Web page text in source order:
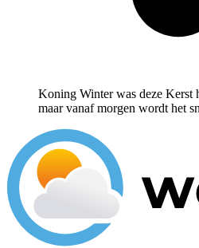
Koning Winter was deze Kerst
maar vanaf morgen wordt het